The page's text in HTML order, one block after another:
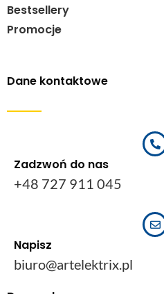
Bestsellery
Promocje
Dane kontaktowe
Zadzwoń do nas
+48 727 911 045
Napisz
biuro@artelektrix.pl